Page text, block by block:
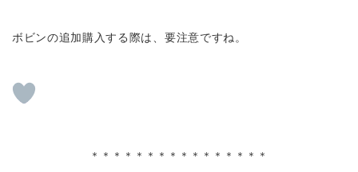
ボビンの追加購入する際は、要注意ですね。
＊＊＊＊＊＊＊＊＊＊＊＊＊＊＊＊